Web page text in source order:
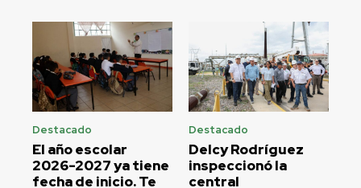
Destacado
El año escolar
2026-2027 ya tiene
fecha de inicio. Te
Destacado
Delcy Rodríguez
inspeccionó la
central